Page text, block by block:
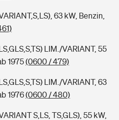
63 kW, Benzin,
LIM./VARIANT, 55
1975(0600 / 479)
LIM./VARIANT, 63
1976(0600 / 480)
S,LS, TS,GLS), 55 kW,